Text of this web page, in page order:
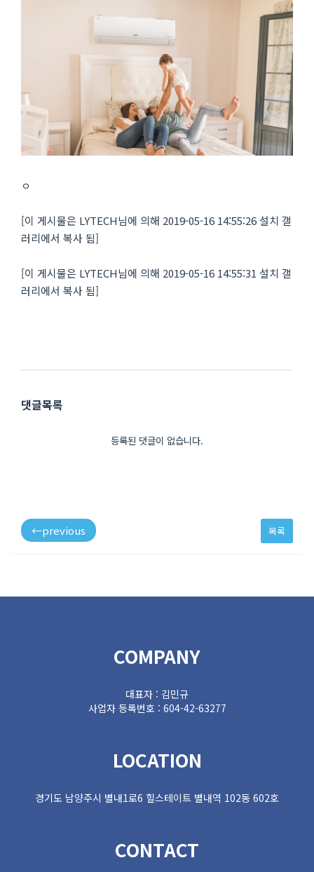
ㅇ
[이 게시물은 LYTECH님에 의해 2019-05-16 14:55:26 설치 갤
러리에서 복사 됨]
[이 게시물은 LYTECH님에 의해 2019-05-16 14:55:31 설치 갤
러리에서 복사 됨]
댓글목록
등록된 댓글이 없습니다.
←previous 목록
COMPANY
대표자 : 김민규
사업자 등록번호 : 604-42-63277
LOCATION
경기도 남양주시 별내1로6 힐스테이트 별내역 102동 602호
CONTACT